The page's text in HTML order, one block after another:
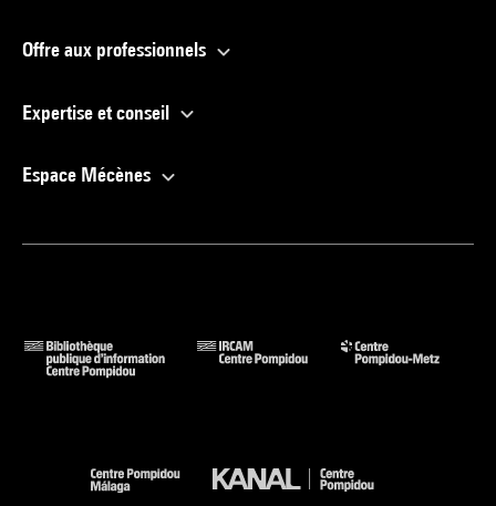
Offre aux professionnels
Expertise et conseil
Espace Mécènes